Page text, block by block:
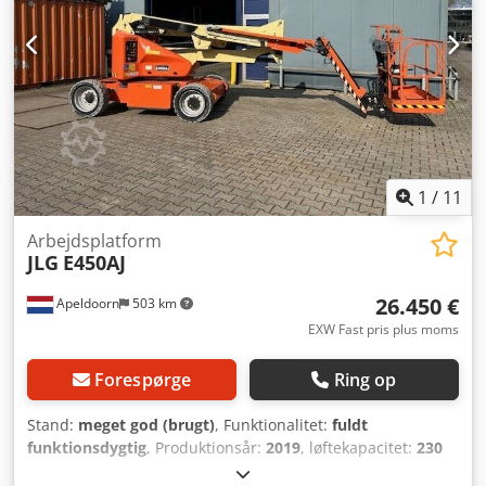
engelsk, fransk, tysk, spansk og russisk. Opdag vores store
udvalg af driftssikre maskiner.
1 / 11
Apeldoorn 503 km
Arbejdsplatform
JLG E450AJ
26.450 €
EXW Fast pris plus moms
Forespørge Ring op
Stand: meget god (brugt), Funktionalitet: fuldt
funktionsdygtig, Produktionsår: 2019, løftekapacitet: 230
, samlet vægt: